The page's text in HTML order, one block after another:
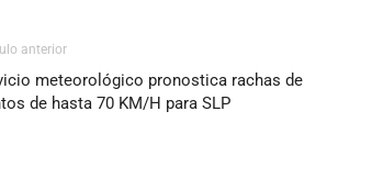
anterior
meteorológico pronostica rachas de
de hasta 70 KM/H para SLP